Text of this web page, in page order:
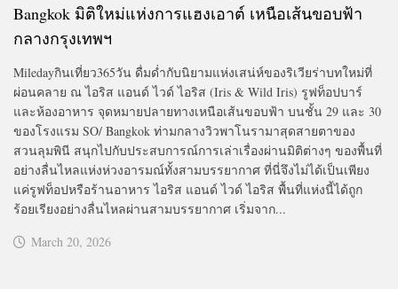
Bangkok มิติใหม่แห่งการแฮงเอาต์ เหนือเส้นขอบฟ้า
กลางกรุงเทพฯ
Miledayกินเที่ยว365วัน ดื่มด่ำกับนิยามแห่งเสน่ห์ของริเวียร่าบทใหม่ที่
ผ่อนคลาย ณ ไอริส แอนด์ ไวด์ ไอริส (Iris & Wild Iris) รูฟท็อปบาร์
และห้องอาหาร จุดหมายปลายทางเหนือเส้นขอบฟ้า บนชั้น 29 และ 30
ของโรงแรม SO/ Bangkok ท่ามกลางวิวพาโนรามาสุดสายตาของ
สวนลุมพินี สนุกไปกับประสบการณ์การเล่าเรื่องผ่านมิติต่างๆ ของพื้นที่
อย่างลื่นไหลแห่งห่วงอารมณ์ทั้งสามบรรยากาศ ที่นี่จึงไม่ได้เป็นเพียง
แค่รูฟท็อปหรือร้านอาหาร ไอริส แอนด์ ไวด์ ไอริส พื้นที่แห่งนี้ได้ถูก
ร้อยเรียงอย่างลื่นไหลผ่านสามบรรยากาศ เริ่มจาก...
March 20, 2026